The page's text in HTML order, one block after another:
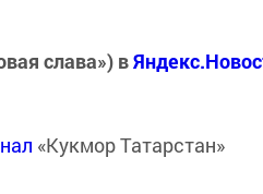
слава») в
«Кукмор Татарстан»